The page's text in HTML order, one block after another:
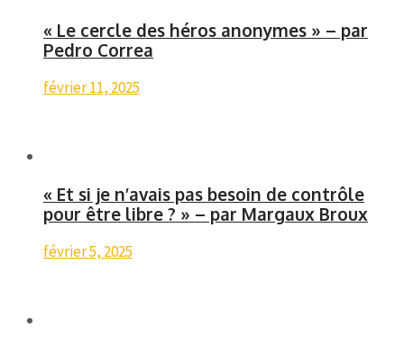
« Le cercle des héros anonymes » – par
Pedro Correa
février 11, 2025
« Et si je n’avais pas besoin de contrôle
pour être libre ? » – par Margaux Broux
février 5, 2025